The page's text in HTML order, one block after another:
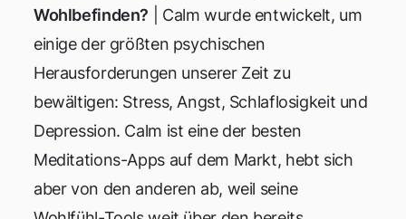
Wohlbefinden? | Calm wurde entwickelt, um
einige der größten psychischen
Herausforderungen unserer Zeit zu
bewältigen: Stress, Angst, Schlaflosigkeit und
Depression. Calm ist eine der besten
Meditations-Apps auf dem Markt, hebt sich
aber von den anderen ab, weil seine